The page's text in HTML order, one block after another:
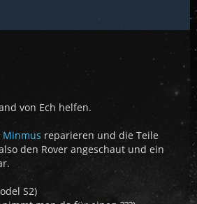
von Ech helfen.
Minmus reparieren und die Teile
den Rover angeschaut und ein
S2)